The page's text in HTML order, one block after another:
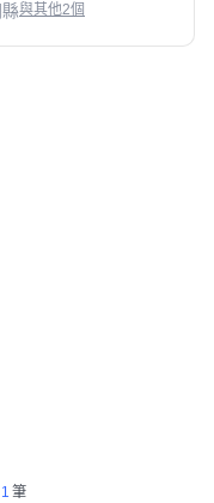
與其他2個
| 鍛造門 | 門窗五金
筆